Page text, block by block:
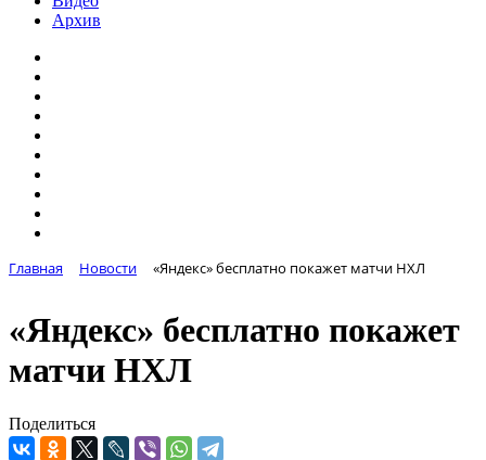
Архив
Главная Новости «Яндекс» бесплатно покажет матчи НХЛ
«Яндекс» бесплатно покажет
матчи НХЛ
Поделиться